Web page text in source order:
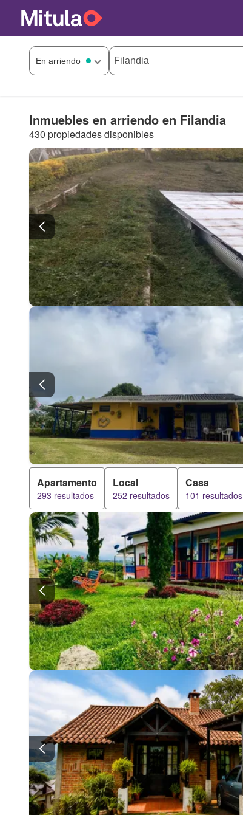
Inmuebles en arriendo en Filandia
430 propiedades disponibles
Apartamento
293 resultados
Local
252 resultados
Casa
101 resultados